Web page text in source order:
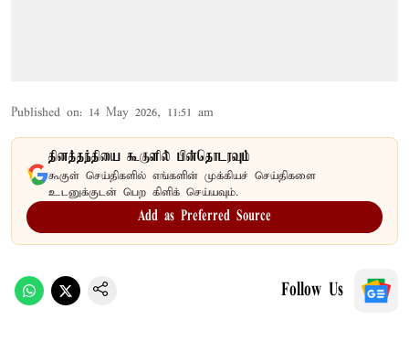
Published on: 14 May 2026, 11:51 am
தினத்தந்தியை கூகுளில் பின்தொடரவும்
கூகுள் செய்திகளில் எங்களின் முக்கியச் செய்திகளை
உடனுக்குடன் பெற கிளிக் செய்யவும்.
Add as Preferred Source
Follow Us